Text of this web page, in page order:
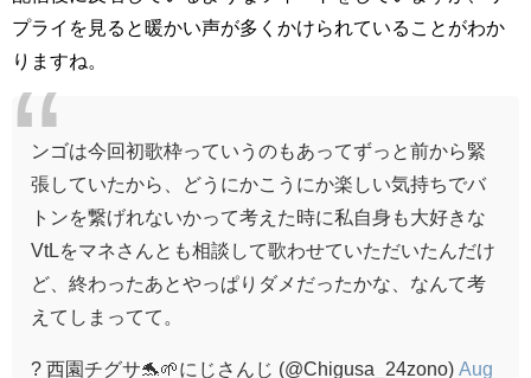
プライを見ると暖かい声が多くかけられていることがわか
りますね。
ンゴは今回初歌枠っていうのもあってずっと前から緊
張していたから、どうにかこうにか楽しい気持ちでバ
トンを繋げれないかって考えた時に私自身も大好きな
VtLをマネさんとも相談して歌わせていただいたんだけ
ど、終わったあとやっぱりダメだったかな、なんて考
えてしまってて。
? 西園チグサ🐬🌱にじさんじ (@Chigusa_24zono) Aug